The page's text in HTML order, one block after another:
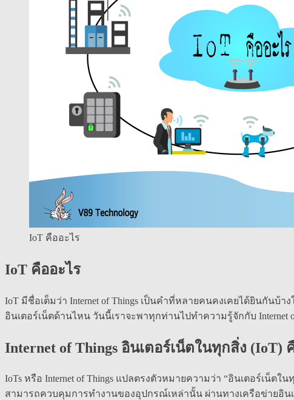
IoT คืออะไร
IoT คืออะไร
IoT มีชื่อเต็มว่า Internet of Things เป็นคำที่หลายคนคงเคยได้ยินกัน
อินเตอร์เน็ตด้านไหน วันนี้เราจะพาทุกท่านไปทำความรู้จักกับ Internet
Internet of Things อินเตอร์เน็ตในทุกสิ่ง (IoT)
IoTs หรือ Internet of Things แปลตรงตัวหมายความว่า “อินเตอร์เน็
สามารถควบคุมการทำงานของอุปกรณ์เหล่านั้น ผ่านทางเครือข่ายอิ